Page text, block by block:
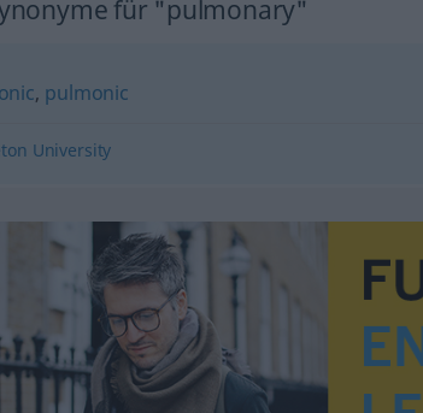
für "pulmonary"
, pulmonic
University